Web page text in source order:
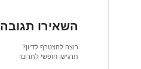
השאירו תגובה
רוצה להצטרף לדיון?
תרגישו חופשי לתרום!